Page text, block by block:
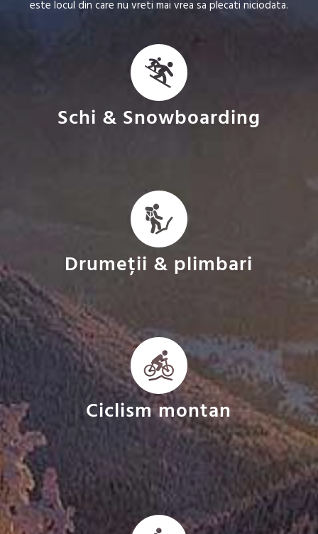
este locul din care nu vreti mai vrea sa plecati niciodata.
Schi & Snowboarding
Drumeții & plimbari
Ciclism montan